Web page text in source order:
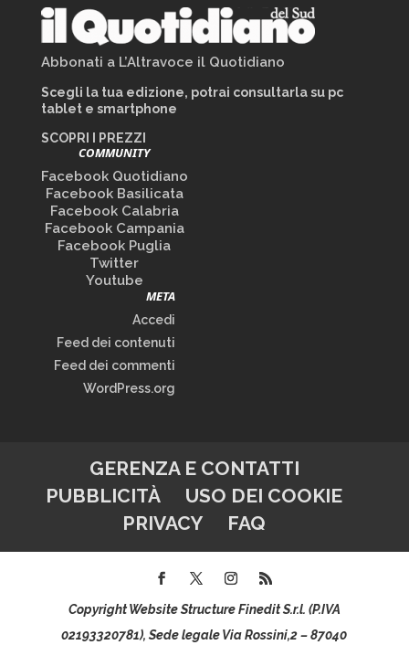
Abbonati a L’Altravoce il Quotidiano
Scegli la tua edizione, potrai consultarla su pc
tablet e smartphone
SCOPRI I PREZZI
COMMUNITY
Facebook Quotidiano
Facebook Basilicata
Facebook Calabria
Facebook Campania
Facebook Puglia
Twitter
Youtube
META
Accedi
Feed dei contenuti
Feed dei commenti
WordPress.org
GERENZA E CONTATTI
PUBBLICITÀ
USO DEI COOKIE
PRIVACY
FAQ
Copyright Website Structure Finedit S.r.l. (P.IVA
02193320781), Sede legale Via Rossini,2 – 87040